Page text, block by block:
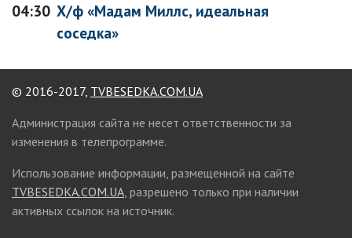
04:30 Х/ф «Мадам Миллс, идеальная
соседка»
© 2016-2017, TVBESEDKA.COM.UA
Администрация сайта не несет ответственности за
изменения в телепрограмме.
Использование информации, размещенной на сайте
TVBESEDKA.COM.UA, разрешено только при наличии
активных ссылок на источник.